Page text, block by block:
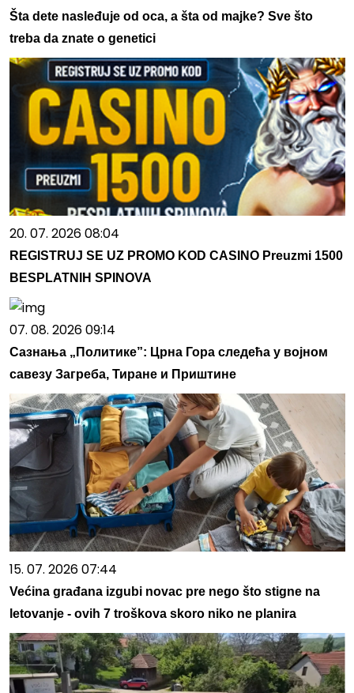
Šta dete nasleđuje od oca, a šta od majke? Sve što
treba da znate o genetici
20. 07. 2026 08:04
REGISTRUJ SE UZ PROMO KOD CASINO Preuzmi 1500
BESPLATNIH SPINOVA
07. 08. 2026 09:14
Сазнања „Политике”: Црна Гора следећа у војном
савезу Загреба, Тиране и Приштине
15. 07. 2026 07:44
Većina građana izgubi novac pre nego što stigne na
letovanje - ovih 7 troškova skoro niko ne planira